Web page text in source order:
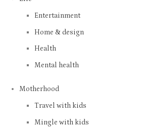
KATEGORIJE
Entertainment
Home & design
Health